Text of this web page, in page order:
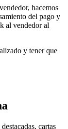
hacemos
del pago y
al vendedor al
y tener que
cartas